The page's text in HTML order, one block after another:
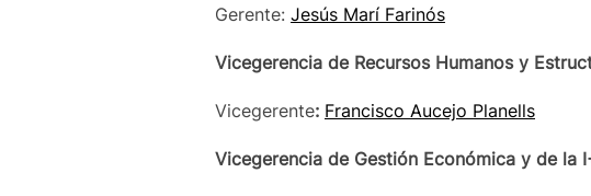
Gerente: Jesús Marí Farinós
Vicegerencia de Recursos Humanos y
Vicegerente: Francisco Aucejo Planells
Vicegerencia de Gestión Económica y de la